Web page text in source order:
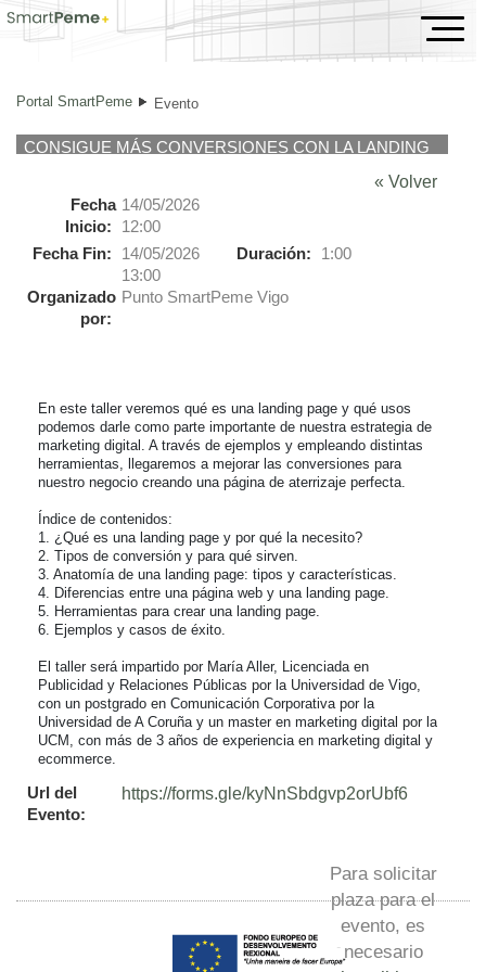
Evento
Portal SmartPeme Evento
CONSIGUE MÁS CONVERSIONES CON LA LANDING
« Volver
Fecha
Inicio:
14/05/2026
12:00
Fecha Fin:
14/05/2026
13:00
Duración: 1:00
Organizado
por:
Punto SmartPeme Vigo
En este taller veremos qué es una landing page y qué usos
podemos darle como parte importante de nuestra estrategia de
marketing digital. A través de ejemplos y empleando distintas
herramientas, llegaremos a mejorar las conversiones para
nuestro negocio creando una página de aterrizaje perfecta.
Índice de contenidos:
1. ¿Qué es una landing page y por qué la necesito?
2. Tipos de conversión y para qué sirven.
3. Anatomía de una landing page: tipos y características.
4. Diferencias entre una página web y una landing page.
5. Herramientas para crear una landing page.
6. Ejemplos y casos de éxito.
El taller será impartido por María Aller, Licenciada en
Publicidad y Relaciones Públicas por la Universidad de Vigo,
con un postgrado en Comunicación Corporativa por la
Universidad de A Coruña y un master en marketing digital por la
UCM, con más de 3 años de experiencia en marketing digital y
ecommerce.
Url del
Evento:
https://forms.gle/kyNnSbdgvp2orUbf6
Para solicitar
plaza para el
evento, es
necesario